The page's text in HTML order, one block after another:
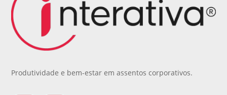
Produtividade e bem-estar em assentos corporativos.